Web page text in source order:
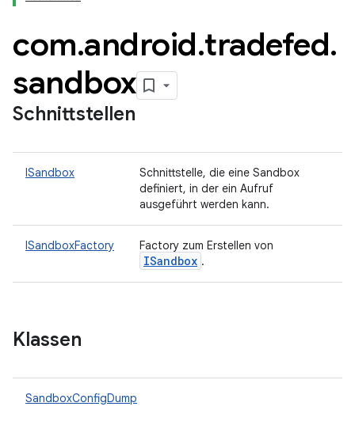
com.android.tradefed.
sandbox
Schnittstellen
ISandbox
Schnittstelle, die eine Sandbox
definiert, in der ein Aufruf
ausgeführt werden kann.
ISandboxFactory Factory zum Erstellen von
ISandbox .
Klassen
SandboxConfigDump